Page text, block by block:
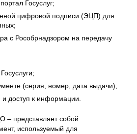
Госуслуг;
цифровой подписи (ЭЦП) для
с Рособрнадзором на передачу
(серия, номер, дата выдачи);
и доступ к информации.
представляет собой
используемый для